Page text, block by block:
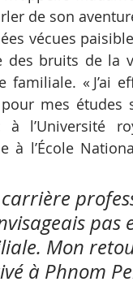
de son
vécues
des bruits de la
familiale. «
mes études
l’Université
à l’École
Mon
à Phnom